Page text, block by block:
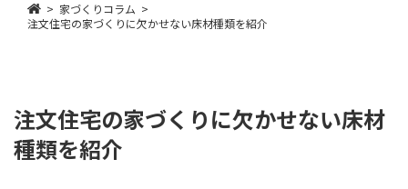
家づくりコラム
注文住宅の家づくりに欠かせない床材種類を紹介
注文住宅の家づくりに欠かせない床材
種類を紹介